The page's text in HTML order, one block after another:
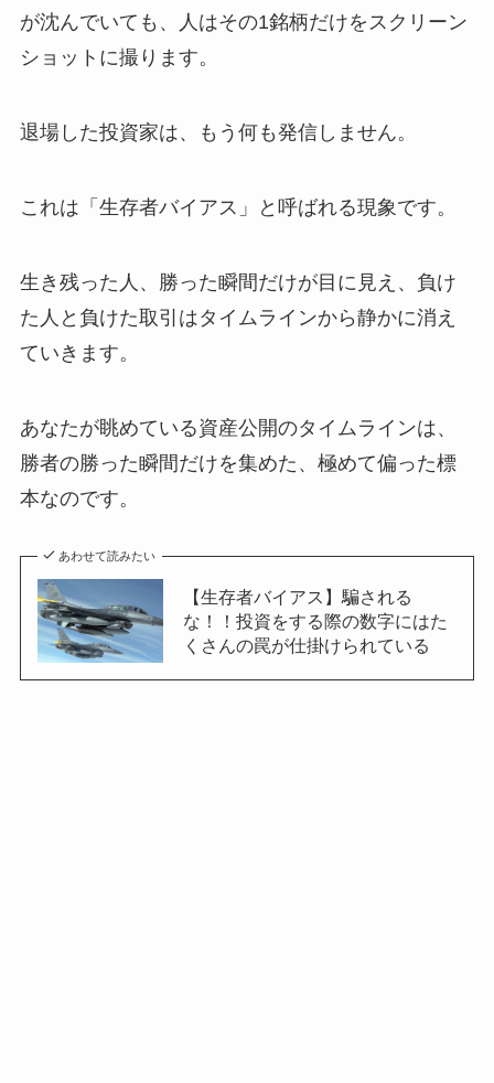
が沈んでいても、人はその1銘柄だけをスクリーン
ショットに撮ります。
退場した投資家は、もう何も発信しません。
これは「生存者バイアス」と呼ばれる現象です。
生き残った人、勝った瞬間だけが目に見え、負け
た人と負けた取引はタイムラインから静かに消え
ていきます。
あなたが眺めている資産公開のタイムラインは、
勝者の勝った瞬間だけを集めた、極めて偏った標
本なのです。
あわせて読みたい
【生存者バイアス】騙される
な！！投資をする際の数字にはた
くさんの罠が仕掛けられている